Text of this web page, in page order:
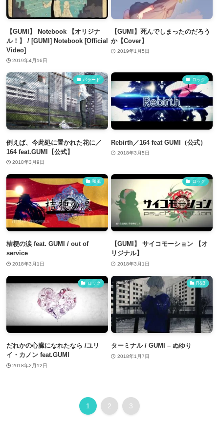
【GUMI】 Notebook 【オリジナ
ル！】 / [GUMI] Notebook [Official
Video]
2019年4月16日
【GUMI】死んでしまったのだろう
か【Cover】
2019年1月5日
バラード
例えば、今此処に置かれた花に／
164 feat.GUMI【公式】
2018年3月9日
ロック
Rebirth／164 feat GUMI（公式）
2018年3月5日
和風
桔梗の涙 feat. GUMI / out of
service
2018年3月1日
ロック
【GUMI】 サイコモーション 【オ
リジナル】
2018年3月1日
ロック
だれかの心臓になれたなら /ユリ
イ・カノン feat.GUMI
2018年2月12日
R&B
ターミナル / GUMI – ぬゆり
2018年1月7日
1 2 3